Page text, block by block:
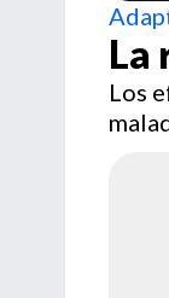
La
Los